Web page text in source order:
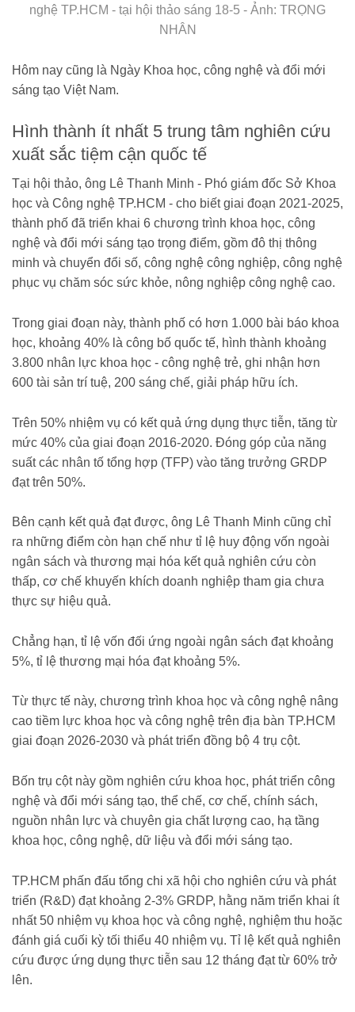
nghệ TP.HCM - tại hội thảo sáng 18-5 - Ảnh: TRỌNG
NHÂN
Hôm nay cũng là Ngày Khoa học, công nghệ và đổi mới
sáng tạo Việt Nam.
Hình thành ít nhất 5 trung tâm nghiên cứu
xuất sắc tiệm cận quốc tế
Tại hội thảo, ông Lê Thanh Minh - Phó giám đốc Sở Khoa
học và Công nghệ TP.HCM - cho biết giai đoạn 2021-2025,
thành phố đã triển khai 6 chương trình khoa học, công
nghệ và đổi mới sáng tạo trọng điểm, gồm đô thị thông
minh và chuyển đổi số, công nghệ công nghiệp, công nghệ
phục vụ chăm sóc sức khỏe, nông nghiệp công nghệ cao.
Trong giai đoạn này, thành phố có hơn 1.000 bài báo khoa
học, khoảng 40% là công bố quốc tế, hình thành khoảng
3.800 nhân lực khoa học - công nghệ trẻ, ghi nhận hơn
600 tài sản trí tuệ, 200 sáng chế, giải pháp hữu ích.
Trên 50% nhiệm vụ có kết quả ứng dụng thực tiễn, tăng từ
mức 40% của giai đoạn 2016-2020. Đóng góp của năng
suất các nhân tố tổng hợp (TFP) vào tăng trưởng GRDP
đạt trên 50%.
Bên cạnh kết quả đạt được, ông Lê Thanh Minh cũng chỉ
ra những điểm còn hạn chế như tỉ lệ huy động vốn ngoài
ngân sách và thương mại hóa kết quả nghiên cứu còn
thấp, cơ chế khuyến khích doanh nghiệp tham gia chưa
thực sự hiệu quả.
Chẳng hạn, tỉ lệ vốn đối ứng ngoài ngân sách đạt khoảng
5%, tỉ lệ thương mại hóa đạt khoảng 5%.
Từ thực tế này, chương trình khoa học và công nghệ nâng
cao tiềm lực khoa học và công nghệ trên địa bàn TP.HCM
giai đoạn 2026-2030 và phát triển đồng bộ 4 trụ cột.
Bốn trụ cột này gồm nghiên cứu khoa học, phát triển công
nghệ và đổi mới sáng tạo, thể chế, cơ chế, chính sách,
nguồn nhân lực và chuyên gia chất lượng cao, hạ tầng
khoa học, công nghệ, dữ liệu và đổi mới sáng tạo.
TP.HCM phấn đấu tổng chi xã hội cho nghiên cứu và phát
triển (R&D) đạt khoảng 2-3% GRDP, hằng năm triển khai ít
nhất 50 nhiệm vụ khoa học và công nghệ, nghiệm thu hoặc
đánh giá cuối kỳ tối thiểu 40 nhiệm vụ. Tỉ lệ kết quả nghiên
cứu được ứng dụng thực tiễn sau 12 tháng đạt từ 60% trở
lên.